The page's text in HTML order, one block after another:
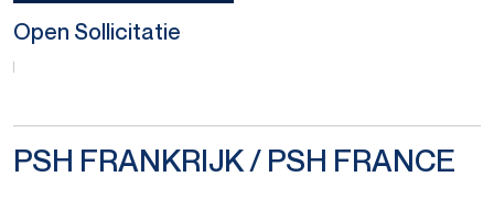
Open Sollicitatie
PSH FRANKRIJK / PSH FRANCE